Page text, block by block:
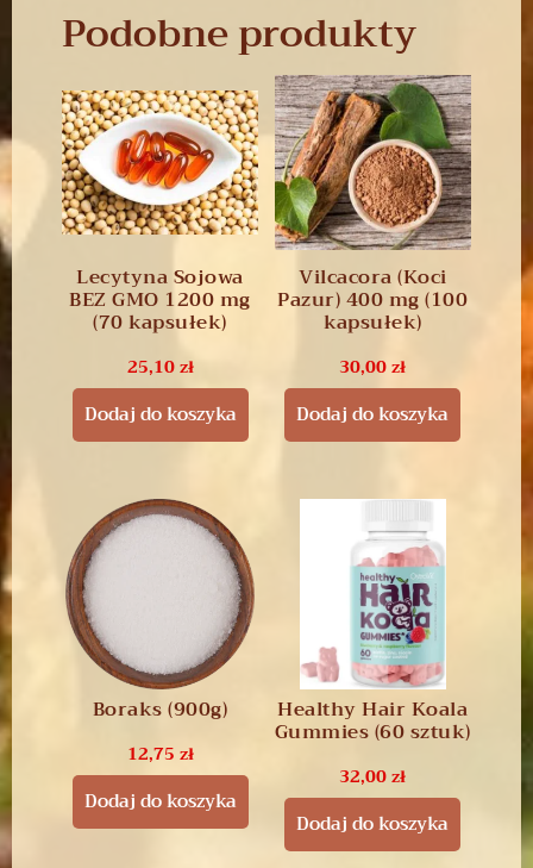
Podobne produkty
Lecytyna Sojowa
BEZ GMO 1200 mg
(70 kapsułek)
25,10zł
Dodaj do koszyka
Vilcacora (Koci
Pazur) 400 mg (100
kapsułek)
30,00zł
Dodaj do koszyka
Boraks (900g)
12,75 zł
Dodaj do koszyka
Healthy Hair Koala
Gummies (60 sztuk)
32,00zł
Dodaj do koszyka